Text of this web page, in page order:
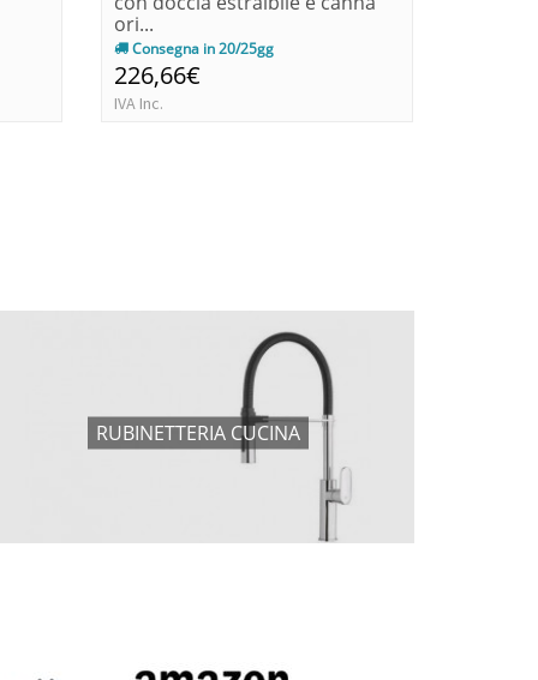
ori...
Consegna in 20/25gg
226,66€
IVA Inc.
RUBINETTERIA CUCINA